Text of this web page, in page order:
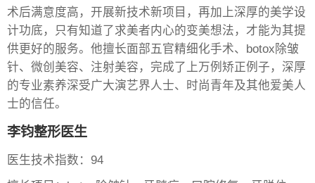
术后满意度高，开展新技术新项目，再加上深厚的美学设
计功底，只有知道了求美者内心的变美想法，才能为其提
供更好的服务。他擅长面部五官精细化手术、botox除皱
针、微创美容、注射美容，完成了上万例矫正例子，深厚
的专业素养深受广大演艺界人士、时尚青年及其他爱美人
士的信任。
李钧整形医生
医生技术指数：94